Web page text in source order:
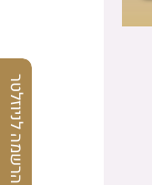
הרשמה לניוזלטר